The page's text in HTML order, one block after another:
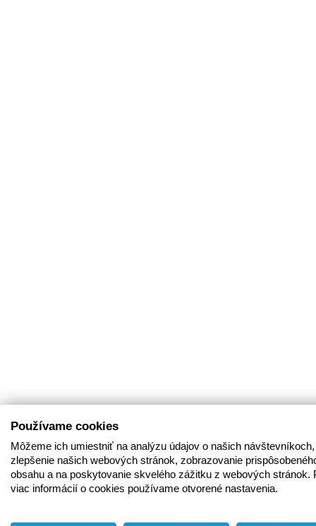
Používame cookies
Môžeme ich umiestniť na analýzu údajov o našich
zlepšenie našich webových stránok, zobrazovanie
obsahu a na poskytovanie skvelého zážitku z webových stránok.
viac informácií o cookies používame otvorené nastavenia.